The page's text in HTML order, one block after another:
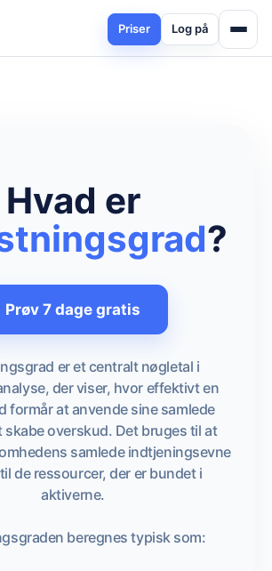
Priser Log på
Hvad er
?
Prøv 7 dage gratis
er et centralt nøgletal i
der viser, hvor effektivt en
formår at anvende sine samlede
skabe overskud. Det bruges til at
samlede indtjeningsevne
de ressourcer, der er bundet i
aktiverne.
beregnes typisk som: